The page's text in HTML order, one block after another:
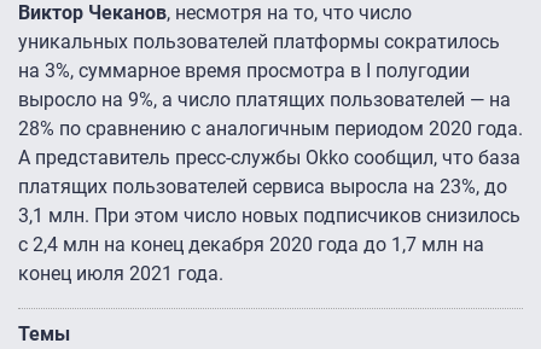
Виктор Чеканов, несмотря на то, что число
уникальных пользователей платформы сократилось
на 3%, суммарное время просмотра в I полугодии
выросло на 9%, а число платящих пользователей — на
28% по сравнению с аналогичным периодом 2020 года.
А представитель пресс-службы Okko сообщил, что база
платящих пользователей сервиса выросла на 23%, до
3,1 млн. При этом число новых подписчиков снизилось
с 2,4 млн на конец декабря 2020 года до 1,7 млн на
конец июля 2021 года.
Темы